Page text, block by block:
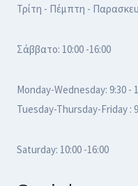
Τρίτη - Πέμπτη -
Σάββατο: 10:00 -16:00
Monday-Wednesday: 9:30 -
Tuesday-Thursday-Friday :
Saturday: 10:00 -16:00